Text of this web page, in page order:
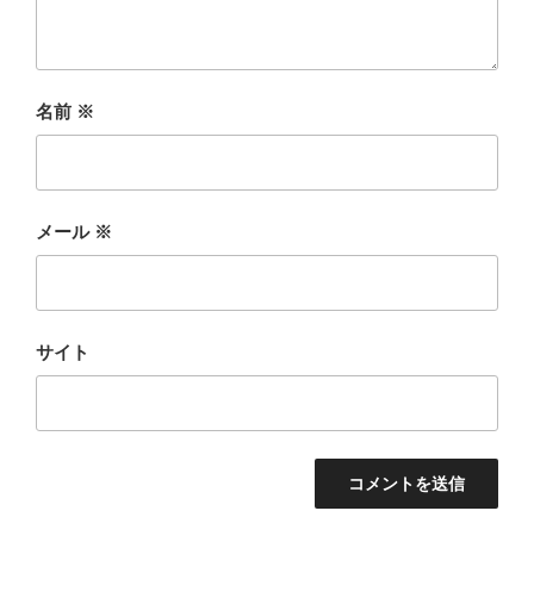
名前 ※
メール ※
サイト